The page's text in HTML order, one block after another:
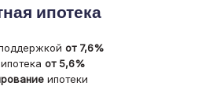
ипотека
от 7,6%
от 5,6%
ипотеки